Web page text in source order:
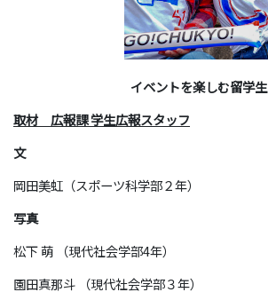
イベントを楽しむ留学生
取材 広報課 学生広報スタッフ
文
岡田美虹（スポーツ科学部２年）
写真
松下 萌 （現代社会学部4年）
園田真那斗 （現代社会学部３年）